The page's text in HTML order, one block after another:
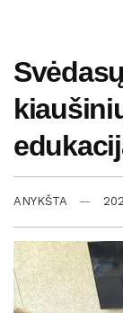
ANYKŠTA